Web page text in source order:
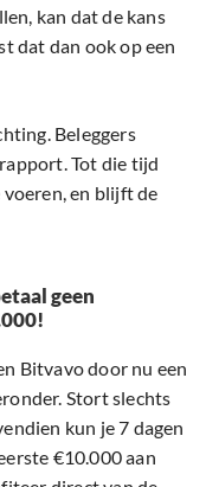
kan dat de kans
dat dan ook op een
Beleggers
Tot die tijd
en blijft de
geen
Bitvavo door nu een
Stort slechts
kun je 7 dagen
€10.000 aan